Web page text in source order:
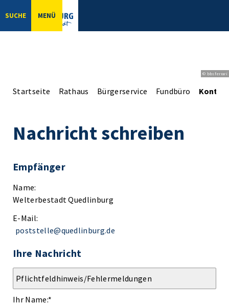
SUCHE MENÜ
© bbsferrari
Startseite Rathaus Bürgerservice Fundbüro
Nachricht schreiben
Empfänger
Name:
Welterbestadt Quedlinburg
E-Mail:
poststelle@quedlinburg.de
Ihre Nachricht
Ihr Name:*